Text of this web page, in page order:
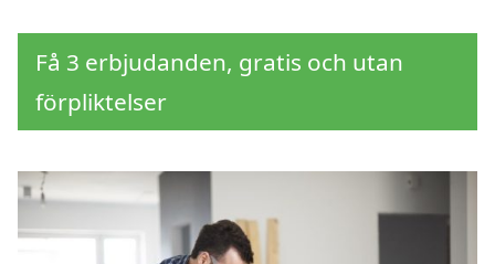
Få 3 erbjudanden, gratis och utan
förpliktelser